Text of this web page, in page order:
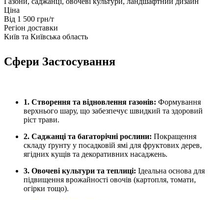
Ціна
Від 1 500 грн/т
Регіон доставки
Київ та Київська область
Сфери Застосування
1. Створення та відновлення газонів: Формування
верхнього шару, що забезпечує швидкий та здоровий
ріст трави.
2. Саджанці та багаторічні рослини: Покращення
складу ґрунту у посадковій ямі для фруктових дерев,
ягідних кущів та декоративних насаджень.
3. Овочеві культури та теплиці: Ідеальна основа для
підвищення врожайності овочів (картопля, томати,
огірки тощо).